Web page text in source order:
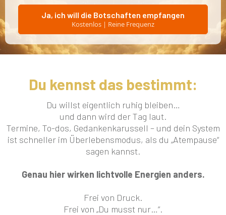
Ja, ich will die Botschaften empfangen
Kostenlos | Reine Frequenz
Du kennst das bestimmt:
Du willst eigentlich ruhig bleiben…
und dann wird der Tag laut.
Termine, To-dos, Gedankenkarussell – und dein System
ist schneller im Überlebensmodus, als du „Atempause“
sagen kannst.
Genau hier wirken lichtvolle Energien anders.
Frei von Druck.
Frei von „Du musst nur…“.